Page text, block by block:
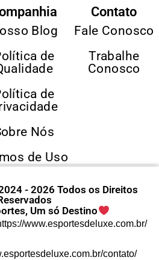
Blog
de
de
Nós
de Uso
Contato
Fale Conosco
Trabalhe
Conosco
- 2026 Todos os Direitos
Um só Destino
www.esportesdeluxe.com.br/
contato/